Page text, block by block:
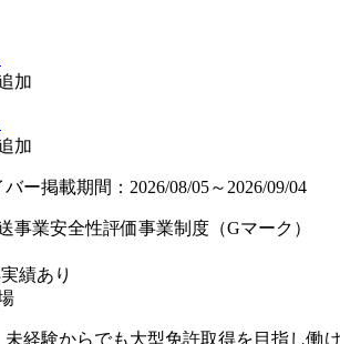
加
加
バー掲載期間：2026/08/05～2026/09/04
事業安全性評価事業制度（Gマーク）
績あり
経験からでも大型免許取得を目指し働け